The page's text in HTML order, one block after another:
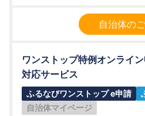
自治体の
ワンストップ特例オンライ
対応サービス
ふるなびワンストップ e申請
自治体マイページ